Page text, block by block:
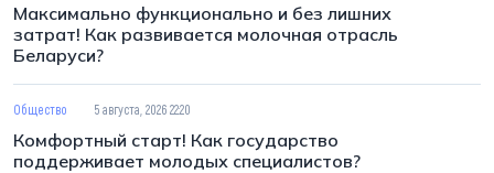
Максимально функционально и без лишних
затрат! Как развивается молочная отрасль
Беларуси?
Общество 5 августа, 2026 22:20
Комфортный старт! Как государство
поддерживает молодых специалистов?